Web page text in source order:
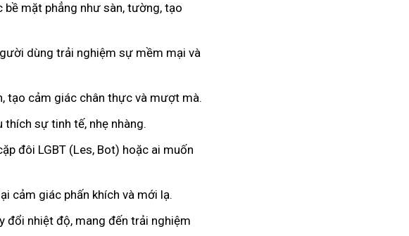
bề mặt phẳng như sàn, tường, tạo
dùng trải nghiệm sự mềm mại và
tạo cảm giác chân thực và mượt mà.
sự tinh tế, nhẹ nhàng.
đôi LGBT (Les, Bot) hoặc ai muốn
cảm giác phấn khích và mới lạ.
đổi nhiệt độ, mang đến trải nghiệm